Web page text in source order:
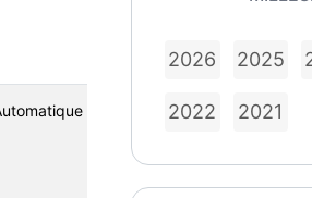
2026 2025
2022 2021